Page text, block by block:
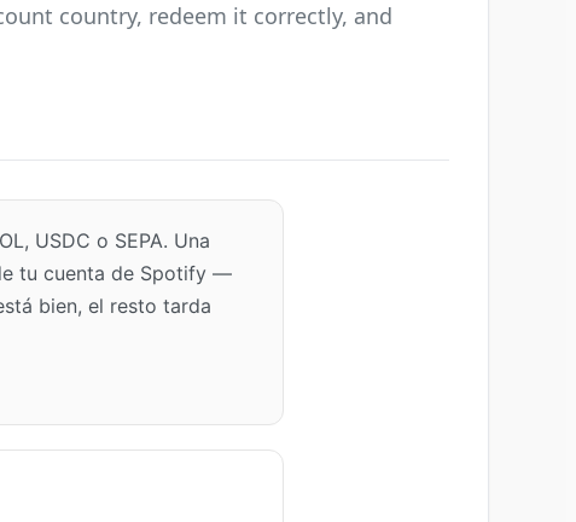
country, redeem it correctly, and
USDC o SEPA. Una
tu cuenta de Spotify —
bien, el resto tarda